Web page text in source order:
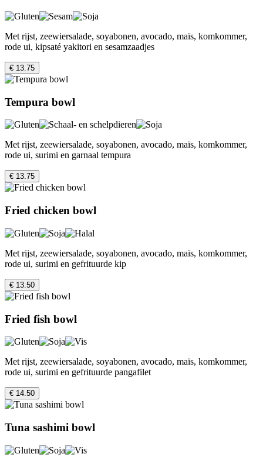
Met rijst, zeewiersalade, soyabonen, avocado, maïs, komkommer,
rode ui, kipsaté yakitori en sesamzaadjes
€ 13.75
Tempura bowl
Met rijst, zeewiersalade, soyabonen, avocado, maïs, komkommer,
rode ui, surimi en garnaal tempura
€ 13.75
Fried chicken bowl
Met rijst, zeewiersalade, soyabonen, avocado, maïs, komkommer,
rode ui, surimi en gefrituurde kip
€ 13.50
Fried fish bowl
Met rijst, zeewiersalade, soyabonen, avocado, maïs, komkommer,
rode ui, surimi en gefrituurde pangafilet
€ 14.50
Tuna sashimi bowl